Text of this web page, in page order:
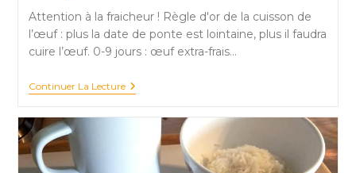
Attention à la fraicheur ! Règle d'or de la cuisson de
l’œuf : plus la date de ponte est lointaine, plus il faudra
cuire l’œuf. 0-9 jours : œuf extra-frais…
Continuer La LectureVa